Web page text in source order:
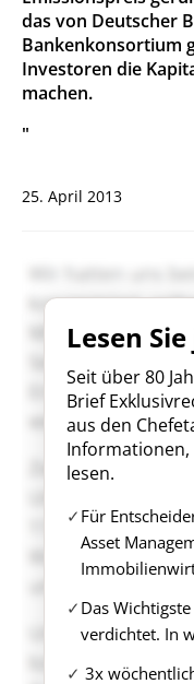
das von Deutscher
Bankenkonsortium
Investoren die
machen.
"
25. April 2013
Lesen
Seit über 80
Brief
aus den
Informationen,
lesen.
Für
Asset
Das
verdichtet. In
3x